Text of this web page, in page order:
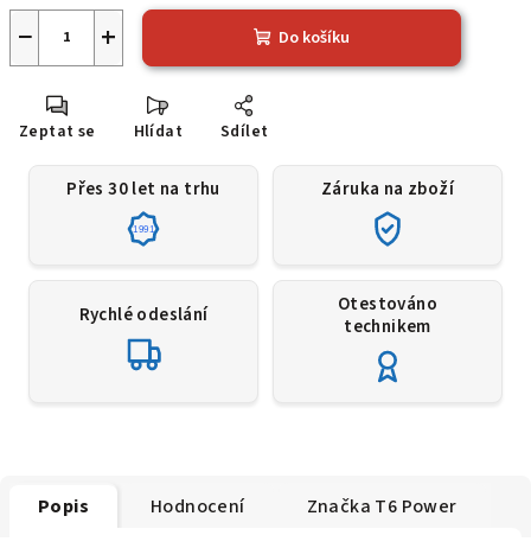
+
− Do košíku
Zeptat se Hlídat Sdílet
Přes 30 let na trhu
1991
Záruka na zboží
Rychlé odeslání
Otestováno
technikem
Popis Hodnocení Značka T6 Power